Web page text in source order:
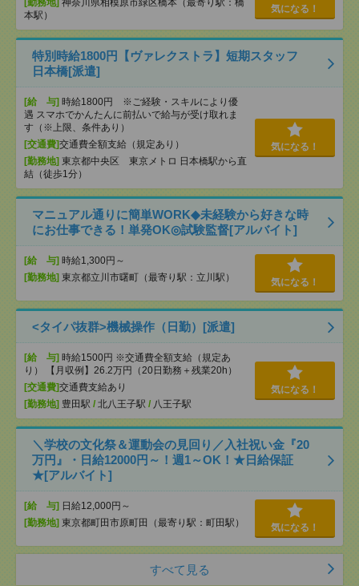
[勤務地] 神奈川県相模原市緑区橋本（最寄り駅：橋
本駅）
気になる！
特別時給1800円【ヴァレクストラ】短期スタッフ
日本橋[派遣]
[給 与] 時給1800円 ※ご経験・スキルにより優
遇 スマホでかんたんに前払いで給与が受け取れま
す（※上限、条件あり）
[交通費]交通費全額支給（規定あり）
[勤務地] 東京都中央区 東京メトロ 日本橋駅から直
結（徒歩1分）
気になる！
マニュアル通りに簡単WORK◆未経験から好きな時
にお仕事できる！単発OK◎試験監督[アルバイト]
[給 与] 時給1,300円～
[勤務地] 東京都立川市曙町（最寄り駅：立川駅） 気になる！
<タイパ抜群>機械操作（日勤）[派遣]
[給 与] 時給1500円 ※交通費全額支給（規定あ
り） 【月収例】26.2万円（20日勤務＋残業20h）
[交通費]交通費支給あり
[勤務地] 豊田駅 / 北八王子駅 / 八王子駅
気になる！
＼学校の文化祭＆運動会の見回り／入社祝い金『20
万円』・日給12000円～！週1～OK！★日給保証
★[アルバイト]
[給 与] 日給12,000円～
[勤務地] 東京都町田市原町田（最寄り駅：町田駅） 気になる！
すべて見る